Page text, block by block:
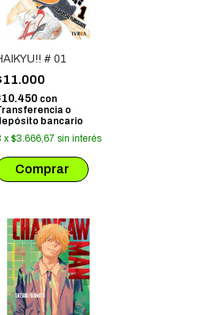
# 01
con
o
bancario
x $3.666,67 sin interés